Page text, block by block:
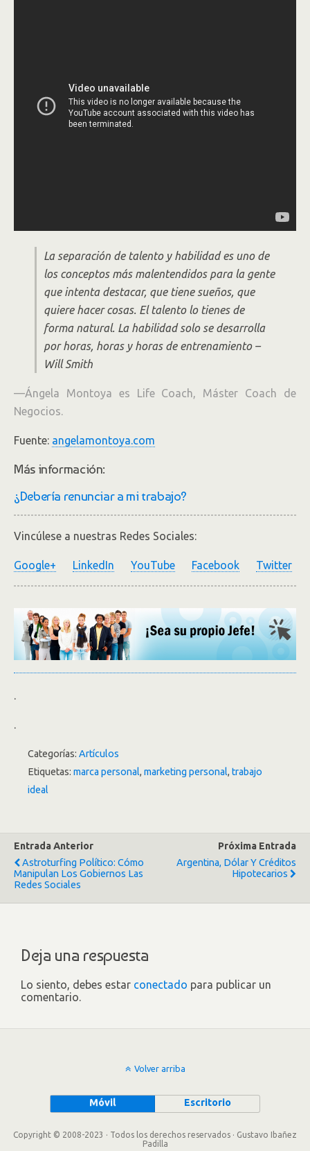
La separación de talento y habilidad es uno de
los conceptos más malentendidos para la gente
que intenta destacar, que tiene sueños, que
quiere hacer cosas. El talento lo tienes de
forma natural. La habilidad solo se desarrolla
por horas, horas y horas de entrenamiento –
Will Smith
—Ángela Montoya es Life Coach, Máster Coach de
Negocios.
Fuente: angelamontoya.com
Más información:
¿Debería renunciar a mi trabajo?
Vincúlese a nuestras Redes Sociales:
Google+ LinkedIn YouTube Facebook Twitter
.
.
Categorías: Artículos
Etiquetas: marca personal, marketing personal, trabajo
ideal
Entrada Anterior
Astroturfing Político: Cómo
Manipulan Los Gobiernos Las
Redes Sociales
Próxima Entrada
Argentina, Dólar Y Créditos
Hipotecarios
Deja una respuesta
Lo siento, debes estar conectado para publicar un
comentario.
Volver arriba
Móvil Escritorio
Copyright © 2008-2023 · Todos los derechos reservados · Gustavo Ibañez
Padilla